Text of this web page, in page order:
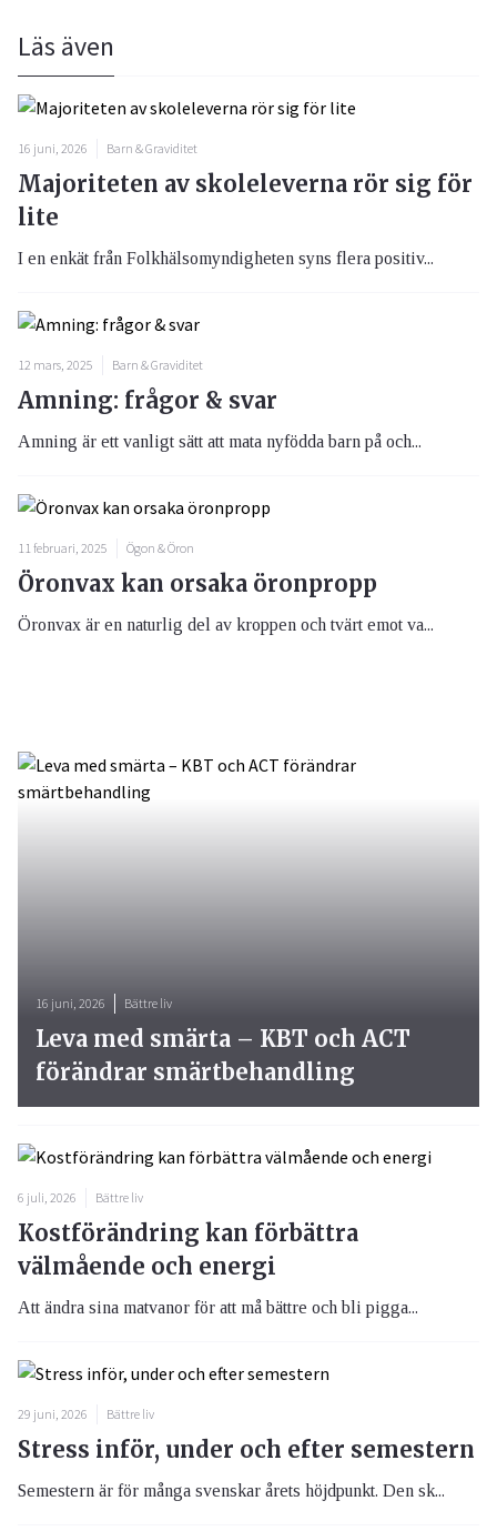
Läs även
16 juni, 2026 Barn & Graviditet
Majoriteten av skoleleverna rör sig för
lite
I en enkät från Folkhälsomyndigheten syns flera positiv...
12 mars, 2025 Barn & Graviditet
Amning: frågor & svar
Amning är ett vanligt sätt att mata nyfödda barn på och...
11 februari, 2025 Ögon & Öron
Öronvax kan orsaka öronpropp
Öronvax är en naturlig del av kroppen och tvärt emot va...
6 juli, 2026 Bättre liv
Kostförändring kan förbättra
välmående och energi
Att ändra sina matvanor för att må bättre och bli pigga...
29 juni, 2026 Bättre liv
Stress inför, under och efter semestern
Semestern är för många svenskar årets höjdpunkt. Den sk...
16 juni, 2026 Bättre liv
Leva med smärta – KBT och ACT
förändrar smärtbehandling